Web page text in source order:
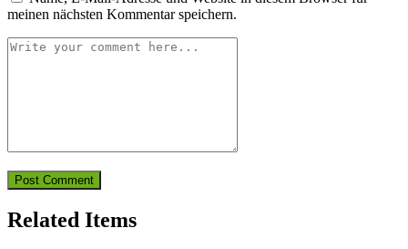
meinen nächsten Kommentar speichern.
Related Items